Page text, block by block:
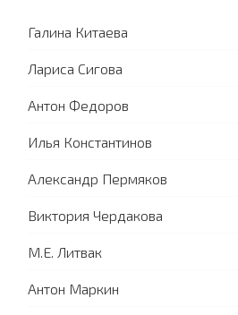
Галина Китаева
Лариса Сигова
Антон Федоров
Илья Константинов
Александр Пермяков
Виктория Чердакова
М.Е. Литвак
Антон Маркин